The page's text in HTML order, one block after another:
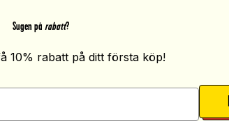
Sugen på rabatt?
10% rabatt på ditt första köp!